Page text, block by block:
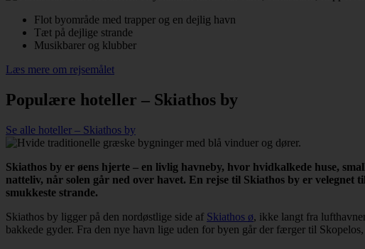
Flot byområde med trapper og en dejlig havn
Tæt på dejlige strande
Musikbarer og klubber
Læs mere om rejsemålet
Populære hoteller – Skiathos by
Se alle hoteller – Skiathos by
Skiathos by er øens hjerte – en livlig havneby, hvor hvidkalkede huse,
natteliv, når solen går ned over havet. En rejse til Skiathos by er
smukkeste strande.
Skiathos by ligger på den nordøstlige side af Skiathos ø, ikke langt fra
bakkede gyder. Fra den nye havn lige uden for byen går der færger til